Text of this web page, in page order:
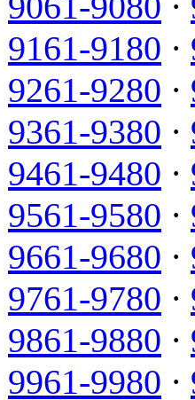
9161-9180 ·
9261-9280 ·
9361-9380 ·
9461-9480 ·
9561-9580 ·
9661-9680 ·
9761-9780 ·
9861-9880 ·
9961-9980 ·